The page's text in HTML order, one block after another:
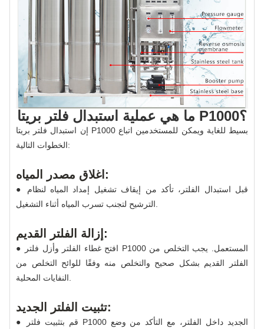
ما هي عملية استبدال فلتر بريتا P1000؟
إن استبدال فلتر بريتا P1000 بسيط للغاية ويمكن للمستخدمين اتباع
الخطوات التالية:
اغلاق مصدر المياه:
● قبل استبدال الفلتر، تأكد من إيقاف تشغيل إمداد المياه لنظام
الترشيح لتجنب تسرب المياه أثناء التشغيل.
إزالة الفلتر القديم:
● افتح غطاء الفلتر وأزل فلتر P1000 المستعمل. يجب التخلص من
الفلتر القديم بشكل صحيح والتخلص منه وفقًا للوائح التخلص من
النفايات المحلية.
تثبيت الفلتر الجديد:
● قم بتثبيت فلتر P1000 الجديد داخل الفلتر، مع التأكد من وضع